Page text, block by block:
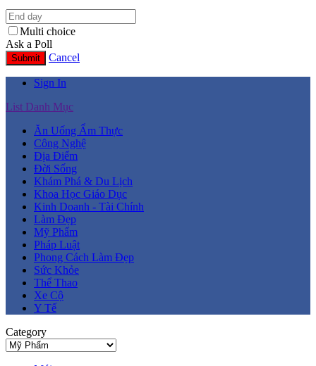
Multi choice
Ask a Poll
Submit Cancel
Sign In
List Danh Mục
Ăn Uống Ẩm Thực
Công Nghệ
Địa Điểm
Đời Sống
Khám Phá & Du Lịch
Khoa Học Giáo Dục
Kinh Doanh - Tài Chính
Làm Đẹp
Mỹ Phẩm
Pháp Luật
Phong Cách Làm Đẹp
Sức Khỏe
Thể Thao
Xe Cộ
Y Tế
Category